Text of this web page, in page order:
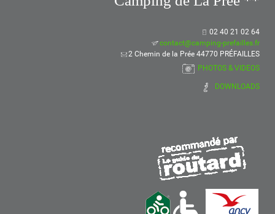
02 40 21 02 64
contact@camping-prefailles.fr
2 Chemin de la Prée 44770 PRÉFAILLES
PHOTOS & VIDEOS
DOWNLOADS